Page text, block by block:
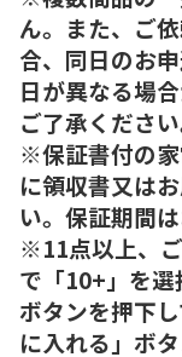
ん。また、ご
合、同日のお
日が異なる場
ご了承ください
※保証書付の
に領収書又は
い。保証期間
※11点以上、
で「10+」を選
ボタンを押下
に入れる」ボ